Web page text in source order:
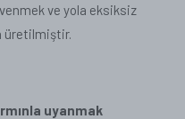
ve yola eksiksiz
üretilmiştir.
uyanmak